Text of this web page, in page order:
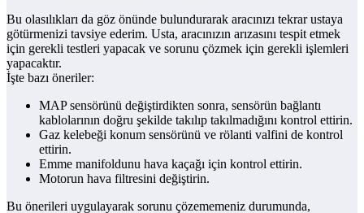
Bu olasılıkları da göz önünde bulundurarak aracınızı tekrar ustaya
götürmenizi tavsiye ederim. Usta, aracınızın arızasını tespit etmek
için gerekli testleri yapacak ve sorunu çözmek için gerekli işlemleri
yapacaktır.
İşte bazı öneriler:
MAP sensörünü değiştirdikten sonra, sensörün bağlantı
kablolarının doğru şekilde takılıp takılmadığını kontrol ettirin.
Gaz kelebeği konum sensörünü ve rölanti valfini de kontrol
ettirin.
Emme manifoldunu hava kaçağı için kontrol ettirin.
Motorun hava filtresini değiştirin.
Bu önerileri uygulayarak sorunu çözememeniz durumunda,